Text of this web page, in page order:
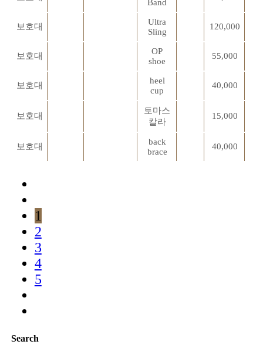
Band
보호대
Ultra
Sling
120,000
보호대
OP
shoe
55,000
보호대
heel
cup
40,000
보호대
토마스
칼라
15,000
보호대
back
brace
40,000
1
2
3
4
5
Search